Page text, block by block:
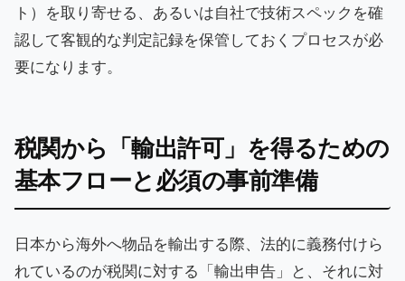
ト）を取り寄せる、あるいは自社で技術スペックを確
認して客観的な判定記録を保管しておくプロセスが必
要になります。
税関から「輸出許可」を得るための
基本フローと必須の事前準備
日本から海外へ物品を輸出する際、法的に義務付けら
れているのが税関に対する「輸出申告」と、それに対